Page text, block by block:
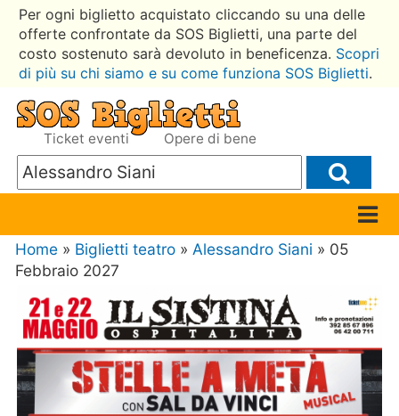
Per ogni biglietto acquistato cliccando su una delle
offerte confrontate da SOS Biglietti, una parte del
costo sostenuto sarà devoluto in beneficenza. Scopri
di più su chi siamo e su come funziona SOS Biglietti.
Ticket eventi Opere di bene
Home » Biglietti teatro »Alessandro Siani » 05
Febbraio 2027